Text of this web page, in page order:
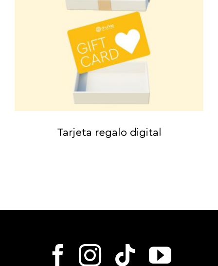
Tarjeta regalo digital